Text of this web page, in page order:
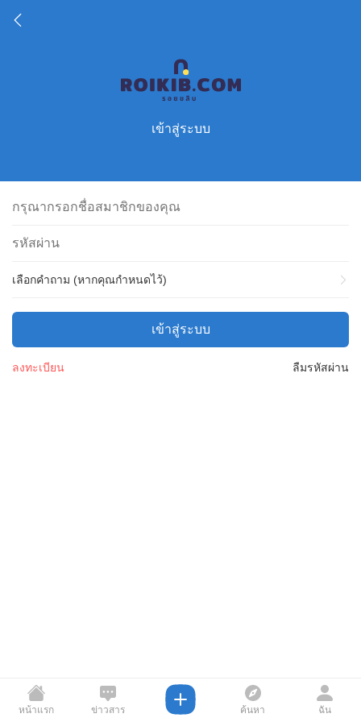
เข้าสู่ระบบ
เลือกคำถาม (หากคุณกำหนดไว้)
เข้าสู่ระบบ
ลืมรหัสผ่าน
ลงทะเบียน
หน้าแรก ข่าวสาร ค้นหา ฉัน